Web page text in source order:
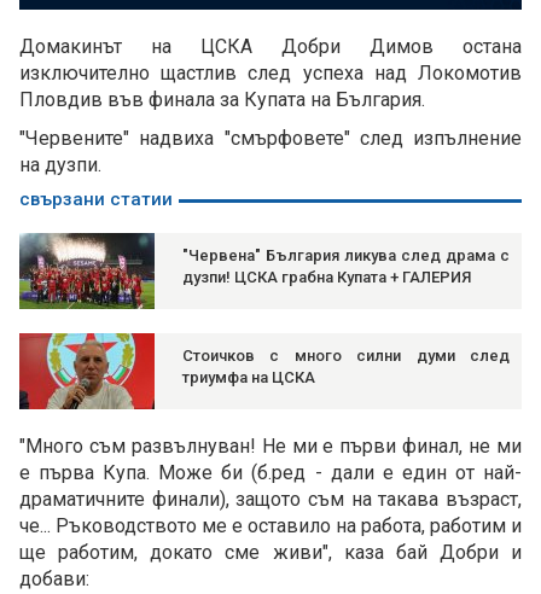
Домакинът на ЦСКА Добри Димов остана
изключително щастлив след успеха над Локомотив
Пловдив във финала за Купата на България.
"Червените" надвиха "смърфовете" след изпълнение
на дузпи.
свързани статии
"Червена" България ликува след драма с
дузпи! ЦСКА грабна Купата + ГАЛЕРИЯ
Стоичков с много силни думи след
триумфа на ЦСКА
"Много съм развълнуван! Не ми е първи финал, не ми
е първа Купа. Може би (б.ред - дали е един от най-
драматичните финали), защото съм на такава възраст,
че... Ръководството ме е оставило на работа, работим и
ще работим, докато сме живи", каза бай Добри и
добави: